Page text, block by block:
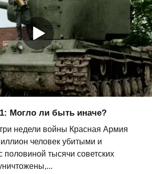
Могло ли быть иначе?
недели войны Красная Армия
человек убитыми и
половиной тысячи советских